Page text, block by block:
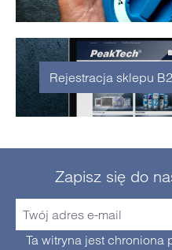
Rejestracja sklepu
Zapisz się do
Ta witryna jest chroniona